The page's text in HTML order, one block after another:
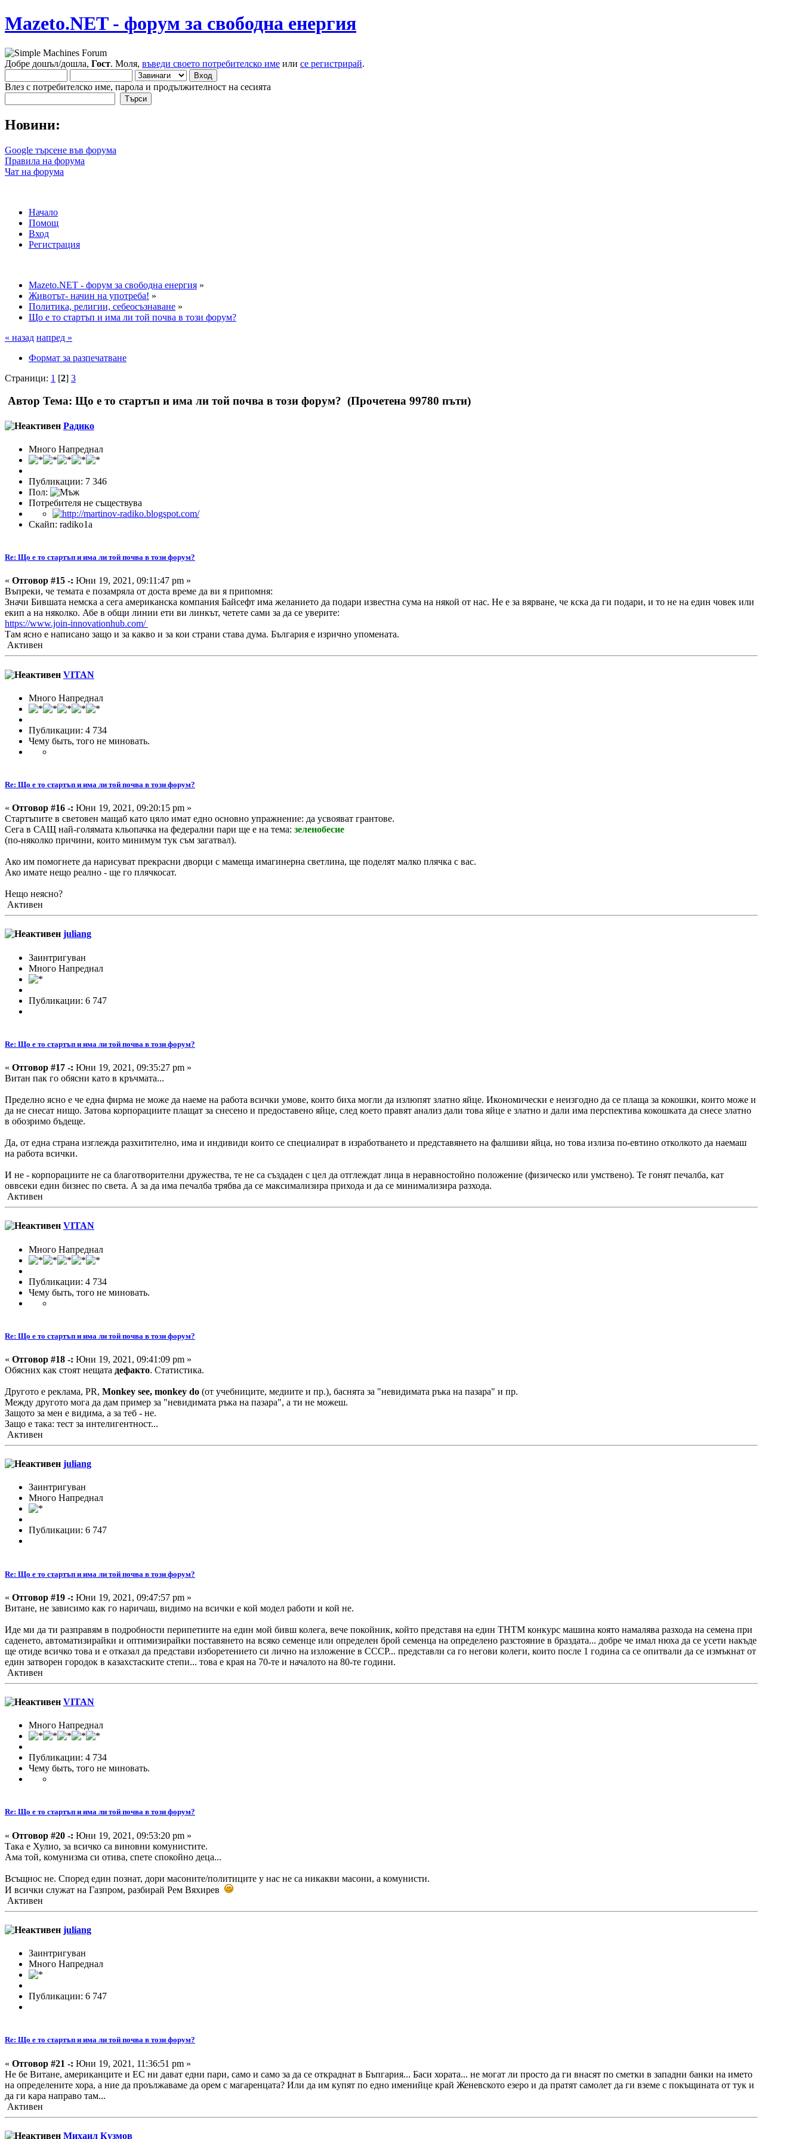
Mazeto.NET - форум за свободна енергия
Добре дошъл/дошла, Гост. Моля, въведи своето потребителско име или се регистрирай.
Влез с потребителско име, парола и продължителност на сесията
Новини:
Google търсене във форума
Правила на форума
Чат на форума
Начало
Помощ
Вход
Регистрация
Mazeto.NET - форум за свободна енергия »
Животът- начин на употреба! »
Политика, религии, себеосъзнаване »
Що е то стартъп и има ли той почва в този форум?
« назад напред »
Формат за разпечатване
Страници: 1 [2] 3
Автор Тема: Що е то стартъп и има ли той почва в този форум? (Прочетена 99780 пъти)
Радико
Много Напреднал
Публикации: 7 346
Пол:
Потребителя не съществува
Скайп: radiko1a
Re: Що е то стартъп и има ли той почва в този форум?
« Отговор #15 -: Юни 19, 2021, 09:11:47 pm »
Въпреки, че темата е позамряла от доста време да ви я припомня:
Значи Бившата немска а сега американска компания Байсефт има желанието да подари известна сума на някой от нас. Не е за вярване, че кска да ги подари, и то не на един човек или
екип а на няколко. Абе в общи линии ети ви линкът, четете сами за да се уверите:
https://www.join-innovationhub.com/
Там ясно е написано защо и за какво и за кои страни става дума. България е изрично упомената.
Активен
VITAN
Много Напреднал
Публикации: 4 734
Чему быть, того не миновать.
Re: Що е то стартъп и има ли той почва в този форум?
« Отговор #16 -: Юни 19, 2021, 09:20:15 pm »
Стартъпите в световен мащаб като цяло имат едно основно упражнение: да усвояват грантове.
Сега в САЩ най-голямата кльопачка на федерални пари ще е на тема: зеленобесие
(по-няколко причини, които минимум тук съм загатвал).
Ако им помогнете да нарисуват прекрасни дворци с мамеща имагинерна светлина, ще поделят малко плячка с вас.
Ако имате нещо реално - ще го плячкосат.
Нещо неясно?
Активен
juliang
Заинтригуван
Много Напреднал
Публикации: 6 747
Re: Що е то стартъп и има ли той почва в този форум?
« Отговор #17 -: Юни 19, 2021, 09:35:27 pm »
Витан пак го обясни като в кръчмата...
Пределно ясно е че една фирма не може да наеме на работа всички умове, които биха могли да излюпят златно яйце. Икономически е неизгодно да се плаща за кокошки, които може и
да не снесат нищо. Затова корпорациите плащат за снесено и предоставено яйце, след което правят анализ дали това яйце е златно и дали има перспектива кокошката да снесе златно
в обозримо бъдеще.
Да, от една страна изглежда разхитително, има и индивиди които се специалират в изработването и представянето на фалшиви яйца, но това излиза по-евтино отколкото да наемаш
на работа всички.
И не - корпорациите не са благотворителни дружества, те не са създаден с цел да отглеждат лица в неравностойно положение (физическо или умствено). Те гонят печалба, кат
оввсеки един бизнес по света. А за да има печалба трябва да се максимализира прихода и да се минимализира разхода.
Активен
VITAN
Много Напреднал
Публикации: 4 734
Чему быть, того не миновать.
Re: Що е то стартъп и има ли той почва в този форум?
« Отговор #18 -: Юни 19, 2021, 09:41:09 pm »
Обясних как стоят нещата дефакто. Статистика.
Другото е реклама, PR, Monkey see, monkey do (от учебниците, медиите и пр.), баснята за "невидимата ръка на пазара" и пр.
Между другото мога да дам пример за "невидимата ръка на пазара", а ти не можеш.
Защото за мен е видима, а за теб - не.
Защо е така: тест за интелигентност...
Активен
juliang
Заинтригуван
Много Напреднал
Публикации: 6 747
Re: Що е то стартъп и има ли той почва в този форум?
« Отговор #19 -: Юни 19, 2021, 09:47:57 pm »
Витане, не зависимо как го наричаш, видимо на всички е кой модел работи и кой не.
Иде ми да ти разправям в подробности перипетиите на един мой бивш колега, вече покойник, който представя на един ТНТМ конкурс машина която намалява разхода на семена при
саденето, автоматизирайки и оптимизирайки поставянето на всяко семенце или определен брой семенца на определено разстояние в браздата... добре че имал нюха да се усети накъде
ще отиде всичко това и е отказал да представи изборетението си лично на изложение в СССР... представли са го негови колеги, които после 1 година са се опитвали да се измъкнат от
един затворен городок в казахстаските степи... това е края на 70-те и началото на 80-те години.
Активен
VITAN
Много Напреднал
Публикации: 4 734
Чему быть, того не миновать.
Re: Що е то стартъп и има ли той почва в този форум?
« Отговор #20 -: Юни 19, 2021, 09:53:20 pm »
Така е Хулио, за всичко са виновни комунистите.
Ама той, комунизма си отива, спете спокойно деца...
Всъщнос не. Според един познат, дори масоните/политиците у нас не са никакви масони, а комунисти.
И всички служат на Газпром, разбирай Рем Вяхирев
Активен
juliang
Заинтригуван
Много Напреднал
Публикации: 6 747
Re: Що е то стартъп и има ли той почва в този форум?
« Отговор #21 -: Юни 19, 2021, 11:36:51 pm »
Не бе Витане, американците и ЕС ни дават едни пари, само и само за да се откраднат в Бъпгария... Баси хората... не могат ли просто да ги внасят по сметки в западни банки на името
на определените хора, а ние да проължаваме да орем с магаренцата? Или да им купят по едно именийце край Женевското езеро и да пратят самолет да ги вземе с покъщината от тук и
да ги кара направо там...
Активен
Михаил Кузмов